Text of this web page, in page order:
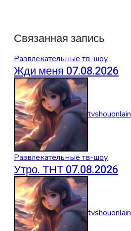
Связанная запись
Развлекательные тв-шоу
Жди меня 07.08.2026
tvshouonlain
Развлекательные тв-шоу
Утро. ТНТ 07.08.2026
tvshouonlain